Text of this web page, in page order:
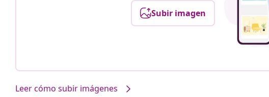
Subir imagen
Leer cómo subir imágenes